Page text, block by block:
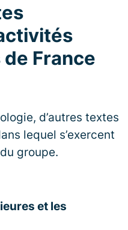
France
d’autres textes
lequel s’exercent
groupe.
et les